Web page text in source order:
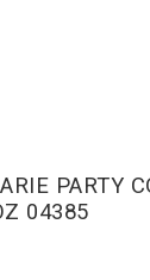
PARTY
04385